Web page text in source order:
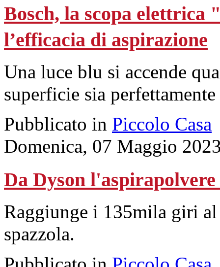
Bosch, la scopa
l’efficacia di aspirazione
Una luce blu si accende
superficie sia
Pubblicato in Piccolo Casa
Domenica, 07 Maggio
Da Dyson
Raggiunge i 135mila giri
spazzola.